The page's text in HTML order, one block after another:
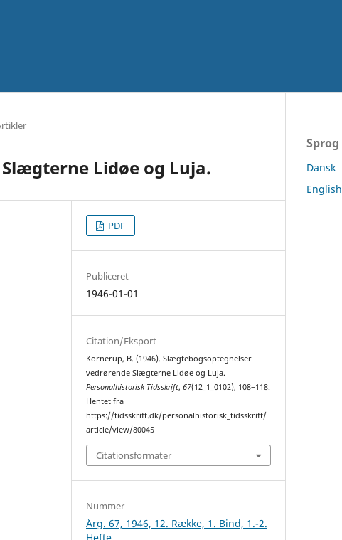
Lidøe og Luja.
PDF
Publiceret
1946-01-01
Citation/Eksport
Kornerup, B. (1946). Slægtebogsoptegnelser
vedrørende Slægterne Lidøe og Luja.
Personalhistorisk Tidsskrift,67(12_1_0102), 108–118.
Hentet fra
https://tidsskrift.dk/personalhistorisk_tidsskrift/
article/view/80045
Citationsformater
Nummer
Årg. 67, 1946, 12. Række, 1. Bind, 1.-2.
Hefte
Sprog
Dansk
English